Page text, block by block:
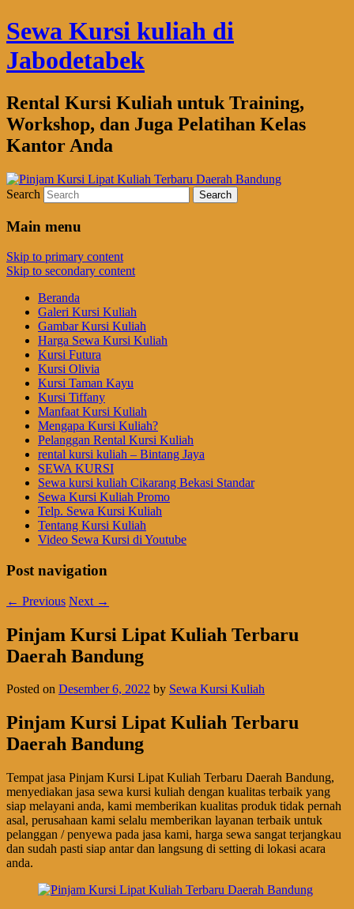
Sewa Kursi kuliah di
Jabodetabek
Rental Kursi Kuliah untuk Training,
Workshop, dan Juga Pelatihan Kelas
Kantor Anda
Search
Main menu
Skip to primary content
Skip to secondary content
Beranda
Galeri Kursi Kuliah
Gambar Kursi Kuliah
Harga Sewa Kursi Kuliah
Kursi Futura
Kursi Olivia
Kursi Taman Kayu
Kursi Tiffany
Manfaat Kursi Kuliah
Mengapa Kursi Kuliah?
Pelanggan Rental Kursi Kuliah
rental kursi kuliah – Bintang Jaya
SEWA KURSI
Sewa kursi kuliah Cikarang Bekasi Standar
Sewa Kursi Kuliah Promo
Telp. Sewa Kursi Kuliah
Tentang Kursi Kuliah
Video Sewa Kursi di Youtube
Post navigation
← Previous Next →
Pinjam Kursi Lipat Kuliah Terbaru
Daerah Bandung
Posted on Desember 6, 2022 by Sewa Kursi Kuliah
Pinjam Kursi Lipat Kuliah Terbaru
Daerah Bandung
Tempat jasa Pinjam Kursi Lipat Kuliah Terbaru Daerah Bandung,
menyediakan jasa sewa kursi kuliah dengan kualitas terbaik yang
siap melayani anda, kami memberikan kualitas produk tidak pernah
asal, perusahaan kami selalu memberikan layanan terbaik untuk
pelanggan / penyewa pada jasa kami, harga sewa sangat terjangkau
dan sudah pasti siap antar dan langsung di setting di lokasi acara
anda.